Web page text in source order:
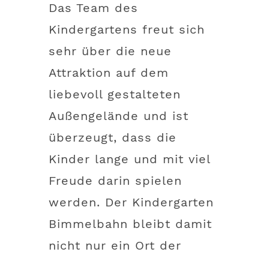
Das Team des
Kindergartens freut sich
sehr über die neue
Attraktion auf dem
liebevoll gestalteten
Außengelände und ist
überzeugt, dass die
Kinder lange und mit viel
Freude darin spielen
werden. Der Kindergarten
Bimmelbahn bleibt damit
nicht nur ein Ort der